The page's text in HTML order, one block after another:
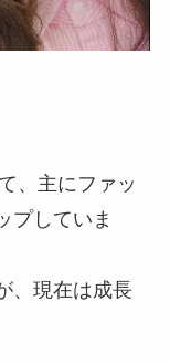
、主にファッ
プしていま
、現在は成長